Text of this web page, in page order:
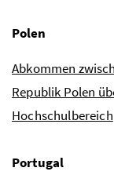
Polen
Abkommen
Republik Polen
Hochschulbereich
Portugal